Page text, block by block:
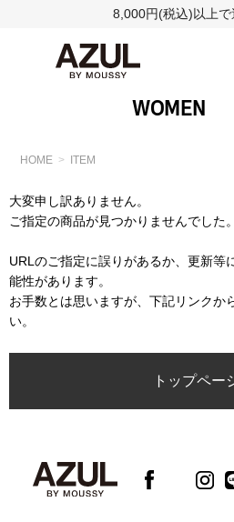
8,000円(税込)以上で
WOMEN
HOME ITEM
大変申し訳ありません。
ご指定の商品が見つかりませんでした。
URLのご指定に誤りがあるか、更新等
能性があります。
お手数とは思いますが、下記リンクか
い。
トップペー